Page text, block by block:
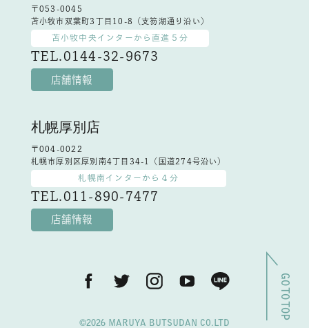
〒053-0045
苫小牧市双葉町3丁目10-8（支笏湖通り沿い）
苫小牧中央インターから直進５分
TEL.0144-32-9673
店舗情報
札幌厚別店
〒004-0022
札幌市厚別区厚別南4丁目34-1（国道274号沿い）
札幌南インターから４分
TEL.011-890-7477
店舗情報
©2026 MARUYA BUTSUDAN CO.LTD
GO TO TOP